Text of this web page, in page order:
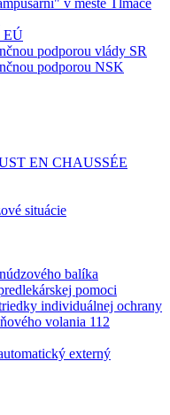
v meste Tlmače
EÚ
podporou vlády SR
podporou NSK
EN CHAUSSÉE
situácie
balíka
pomoci
individuálnej ochrany
volania 112
externý